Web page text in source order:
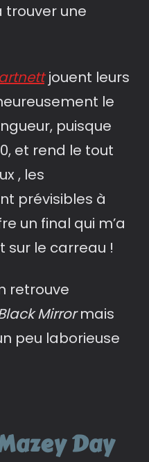
trouver une
jouent leurs
le
puisque
et rend le tout
, les
prévisibles à
un final qui m’a
sur le carreau !
retrouve
Mirrormais
peu laborieuse
Day